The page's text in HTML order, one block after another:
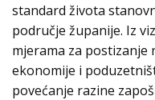
standard života
područje županije. Iz
mjerama za postizanje
ekonomije i
povećanje razine